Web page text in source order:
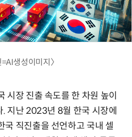
=AI생성이미지〉
시장 진출 속도를 한 차원 높이
. 지난 2023년 8월 한국 시장에
국 직진출을 선언하고 국내 셀